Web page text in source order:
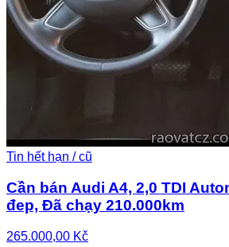
Tin hết hạn / cũ
Cần bán Audi A4, 2,0 TDI
đep, Đã chạy 210.000km
265.000,00 Kč